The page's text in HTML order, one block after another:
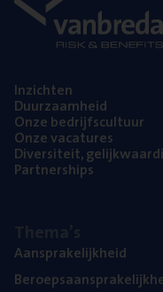
Inzich­ten
Duur­zaam­heid
Onze bedrijfs­cul­tuur
Onze vaca­tu­res
Diver­si­teit,
Part­ner­ships
Aan­spra­ke­lijk­heid